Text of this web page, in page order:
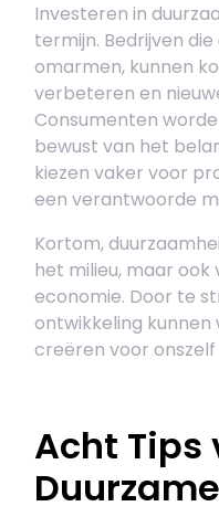
Investeren in
termijn. Bedrijven
omarmen, kunnen
verbeteren en
Consumenten
bewust van het
kiezen vaker voor
een verantwoorde
Kortom,
het milieu, maar ook
economie. Door te
ontwikkeling
creëren voor
Acht Tips